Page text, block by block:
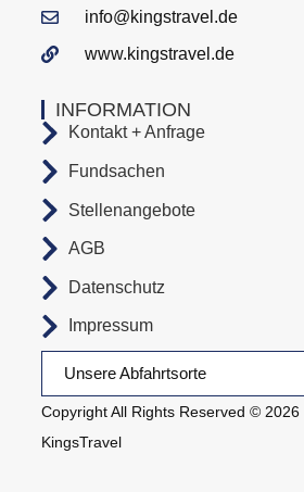
Copyright All Rights Reserved ©
KingsTravel
Unsere Abfahrtsorte
INFORMATION
Kontakt + Anfrage
Fundsachen
Stellenangebote
AGB
Datenschutz
Impressum
info@kingstravel.de
www.kingstravel.de